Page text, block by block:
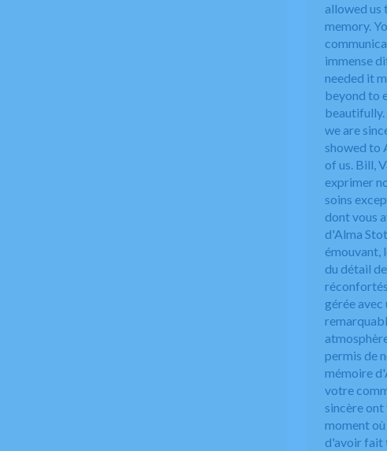
allowed us
memory.
immense
needed it
beyond to
we are
showed to
of us. Bill,
exprimer
soins
dont vous
d'Alma
émouvant,
du détail
gérée
permis de
mémoire
votre
sincère ont
moment
d'avoir fait